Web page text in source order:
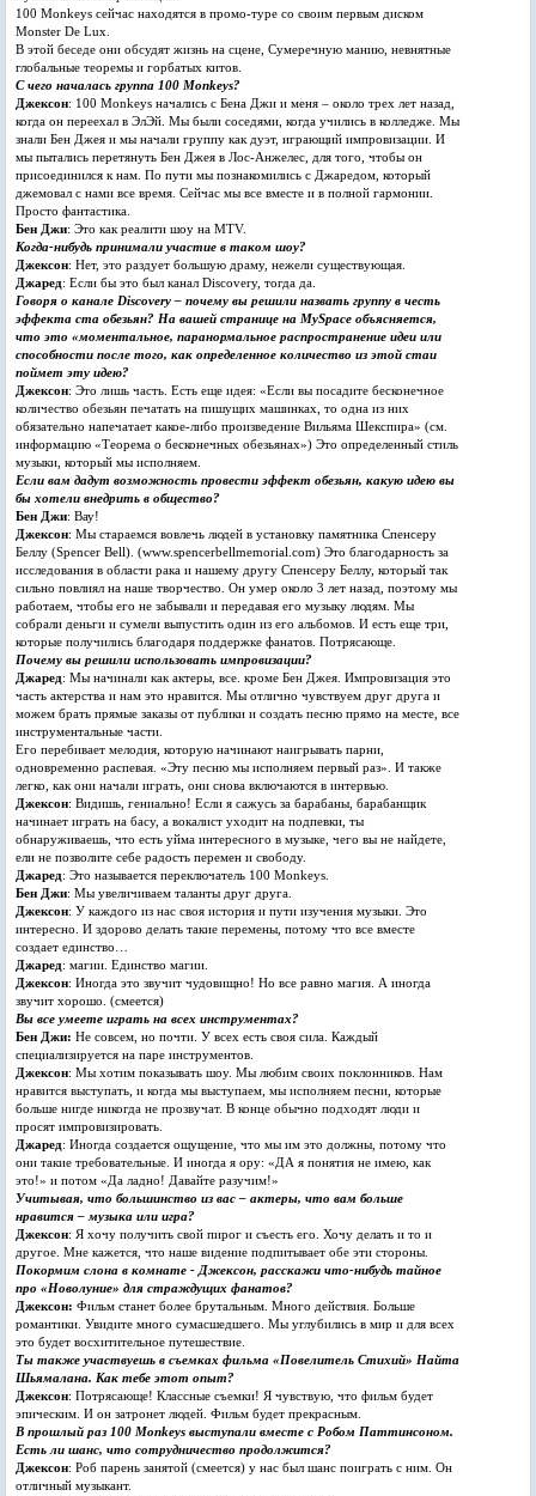
100 Monkeys сейчас находятся в промо-туре со своим первым диском
Monster De Lux.
В этой беседе они обсудят жизнь на сцене, Сумеречную манию, невнятные
глобальные теоремы и горбатых китов.
С чего началась группа 100 Monkeys?
Джексон: 100 Monkeys начались с Бена Джи и меня – около трех лет назад,
когда он переехал в ЭлЭй. Мы были соседями, когда учились в колледже. Мы
знали Бен Джея и мы начали группу как дуэт, играющий импровизации. И
мы пытались перетянуть Бен Джея в Лос-Анжелес, для того, чтобы он
присоединился к нам. По пути мы познакомились с Джаредом, который
джемовал с нами все время. Сейчас мы все вместе и в полной гармонии.
Просто фантастика.
Бен Джи: Это как реалити шоу на MTV.
Когда-нибудь принимали участие в таком шоу?
Джексон: Нет, это раздует большую драму, нежели существующая.
Джаред: Если бы это был канал Discovery, тогда да.
Говоря о канале Discovery – почему вы решили назвать группу в честь
эффекта ста обезьян? На вашей странице на MySpace объясняется,
что это «моментальное, паранормальное распространение идеи или
способности после того, как определенное количество из этой стаи
поймет эту идею?
Джексон: Это лишь часть. Есть еще идея: «Если вы посадите бесконечное
количество обезьян печатать на пишущих машинках, то одна из них
обязательно напечатает какое-либо произведение Вильяма Шекспира» (см.
информацию «Теорема о бесконечных обезьянах») Это определенный стиль
музыки, который мы исполняем.
Если вам дадут возможность провести эффект обезьян, какую идею вы
бы хотели внедрить в общество?
Бен Джи: Вау!
Джексон: Мы стараемся вовлечь людей в установку памятника Спенсеру
Беллу (Spencer Bell). (www.spencerbellmemorial.com) Это благодарность за
исследования в области рака и нашему другу Спенсеру Беллу, который так
сильно повлиял на наше творчество. Он умер около 3 лет назад, поэтому мы
работаем, чтобы его не забывали и передавая его музыку людям. Мы
собрали деньги и сумели выпустить один из его альбомов. И есть еще три,
которые получились благодаря поддержке фанатов. Потрясающе.
Почему вы решили использовать импровизации?
Джаред: Мы начинали как актеры, все. кроме Бен Джея. Импровизация это
часть актерства и нам это нравится. Мы отлично чувствуем друг друга и
можем брать прямые заказы от публики и создать песню прямо на месте, все
инструментальные части.
Его перебивает мелодия, которую начинают наигрывать парни,
одновременно распевая. «Эту песню мы исполняем первый раз». И также
легко, как они начали играть, они снова включаются в интервью.
Джексон: Видишь, гениально! Если я сажусь за барабаны, барабанщик
начинает играть на басу, а вокалист уходит на подпевки, ты
обнаруживаешь, что есть уйма интересного в музыке, чего вы не найдете,
ели не позволите себе радость перемен и свободу.
Джаред: Это называется переключатель 100 Monkeys.
Бен Джи: Мы увеличиваем таланты друг друга.
Джексон: У каждого из нас своя история и пути изучения музыки. Это
интересно. И здорово делать такие перемены, потому что все вместе
создает единство…
Джаред: магии. Единство магии.
Джексон: Иногда это звучит чудовищно! Но все равно магия. А иногда
звучит хорошо. (смеется)
Вы все умеете играть на всех инструментах?
Бен Джи: Не совсем, нo почти. У всех есть своя сила. Каждый
специализируется на паре инструментов.
Джексон: Мы хотим показывать шоу. Мы любим своих поклонников. Нам
нравится выступать, и когда мы выступаем, мы исполняем песни, которые
больше нигде никогда не прозвучат. В конце обычно подходят люди и
просят импровизировать.
Джаред: Иногда создается ощущение, что мы им это должны, потому что
они такие требовательные. И иногда я ору: «ДА я понятия не имею, как
это!» и потом «Да ладно! Давайте разучим!»
Учитывая, что большинство из вас – актеры, что вам больше
нравится – музыка или игра?
Джексон: Я хочу получить свой пирог и съесть его. Хочу делать и то и
другое. Мне кажется, что наше видение подпитывает обе эти стороны.
Покормим слона в комнате - Джексон, расскажи что-нибудь тайное
про «Новолуние» для страждущих фанатов?
Джексон: Фильм станет более брутальным. Много действия. Больше
романтики. Увидите много сумасшедшего. Мы углубились в мир и для всех
это будет восхитительное путешествие.
Ты также участвуешь в съемках фильма «Повелитель Стихий» Найта
Шьямалана. Как тебе этот опыт?
Джексон: Потрясающе! Классные съемки! Я чувствую, что фильм будет
эпическим. И он затронет людей. Фильм будет прекрасным.
В прошлый раз 100 Monkeys выступали вместе с Робом Паттинсоном.
Есть ли шанс, что сотрудничество продолжится?
Джексон: Роб парень занятой (смеется) у нас был шанс поиграть с ним. Он
отличный музыкант.